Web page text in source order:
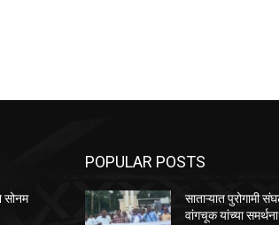
सोनम
POPULAR POSTS
साताऱ्यात पुरोगामी
वांगचूक यांच्या